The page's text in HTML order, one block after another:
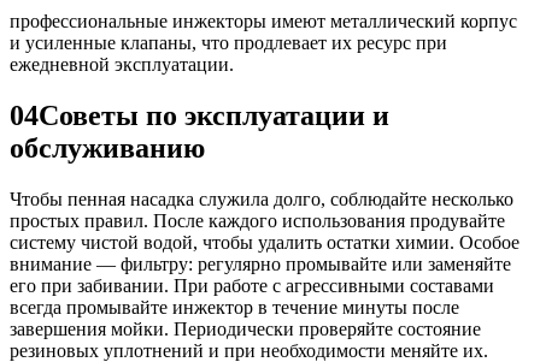
профессиональные инжекторы имеют металлический корпус
и усиленные клапаны, что продлевает их ресурс при
ежедневной эксплуатации.
04Советы по эксплуатации и
обслуживанию
Чтобы пенная насадка служила долго, соблюдайте несколько
простых правил. После каждого использования продувайте
систему чистой водой, чтобы удалить остатки химии. Особое
внимание — фильтру: регулярно промывайте или заменяйте
его при забивании. При работе с агрессивными составами
всегда промывайте инжектор в течение минуты после
завершения мойки. Периодически проверяйте состояние
резиновых уплотнений и при необходимости меняйте их.